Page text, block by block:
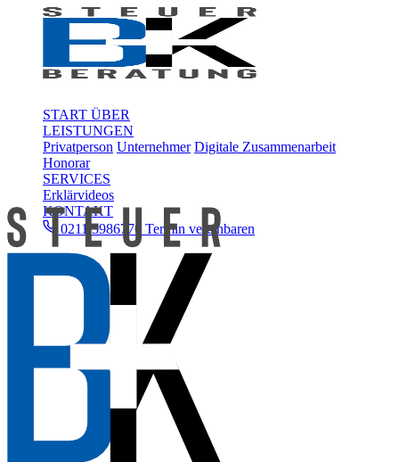
START ÜBER
LEISTUNGEN
Privatperson Unternehmer Digitale Zusammenarbeit
Honorar
SERVICES
Erklärvideos
KONTAKT
0211 5986776 Termin vereinbaren